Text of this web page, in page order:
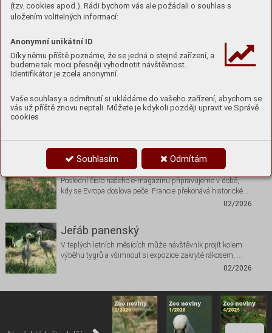
(tzv. cookies apod.). Rádi bychom vás ale požádali o souhlas s
uložením volitelných informací:
Anonymní unikátní ID
Díky němu příště poznáme, že se jedná o stejné zařízení, a
budeme tak moci přesněji vyhodnotit návštěvnost.
Identifikátor je zcela anonymní.
Vaše souhlasy a odmítnutí si ukládáme do vašeho zařízení, abychom se
vás už příště znovu neptali. Můžete je kdykoli později upravit ve Správě
cookies
Souhlasím Odmítám
Nenechte si ujít
Editorial
Poslední číslo našeho e-magazínu připravujeme v době,
kdy se Evropa doslova peče. Francie překonává historické …
02/2026
Jeřáb panenský
V teplých letních měsících může návštěvník projít kolem
výběhu tygrů a všimnout si expozice zakryté rákosem, …
02/2026